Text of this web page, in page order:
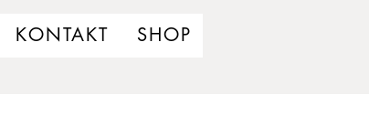
KONTAKT SHOP